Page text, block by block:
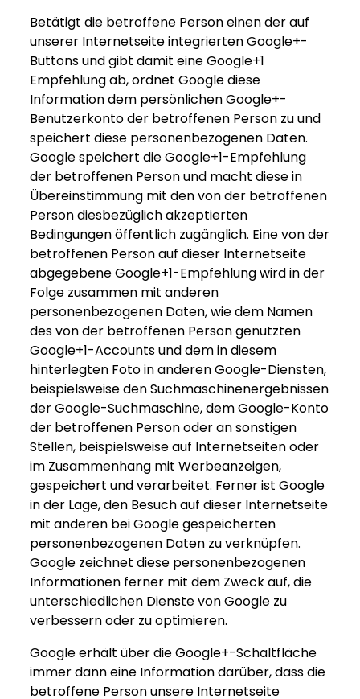
Betätigt die betroffene Person einen der auf
unserer Internetseite integrierten Google+-
Buttons und gibt damit eine Google+1
Empfehlung ab, ordnet Google diese
Information dem persönlichen Google+-
Benutzerkonto der betroffenen Person zu und
speichert diese personenbezogenen Daten.
Google speichert die Google+1-Empfehlung
der betroffenen Person und macht diese in
Übereinstimmung mit den von der betroffenen
Person diesbezüglich akzeptierten
Bedingungen öffentlich zugänglich. Eine von der
betroffenen Person auf dieser Internetseite
abgegebene Google+1-Empfehlung wird in der
Folge zusammen mit anderen
personenbezogenen Daten, wie dem Namen
des von der betroffenen Person genutzten
Google+1-Accounts und dem in diesem
hinterlegten Foto in anderen Google-Diensten,
beispielsweise den Suchmaschinenergebnissen
der Google-Suchmaschine, dem Google-Konto
der betroffenen Person oder an sonstigen
Stellen, beispielsweise auf Internetseiten oder
im Zusammenhang mit Werbeanzeigen,
gespeichert und verarbeitet. Ferner ist Google
in der Lage, den Besuch auf dieser Internetseite
mit anderen bei Google gespeicherten
personenbezogenen Daten zu verknüpfen.
Google zeichnet diese personenbezogenen
Informationen ferner mit dem Zweck auf, die
unterschiedlichen Dienste von Google zu
verbessern oder zu optimieren.
Google erhält über die Google+-Schaltfläche
immer dann eine Information darüber, dass die
betroffene Person unsere Internetseite